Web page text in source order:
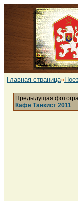
Главная страница»
Предыдущая
Кафе Танкист 2011